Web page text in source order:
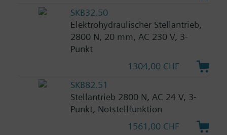
SKB32.50
Elektrohydraulischer Stellantrieb,
2800 N, 20 mm, AC 230 V, 3-
Punkt
1304,00 CHF
SKB82.51
Stellantrieb 2800 N, AC 24 V, 3-
Punkt, Notstellfunktion
1561,00 CHF